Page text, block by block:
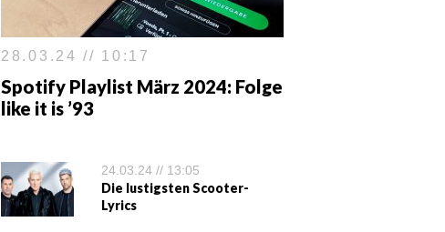
28.03.24 // 10:17
Spotify Playlist März 2024: Folge
like it is ’93
24.03.24 // 13:05
Die lustigsten Scooter-
Lyrics